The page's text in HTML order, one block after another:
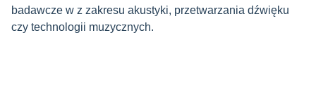
badawcze w z zakresu akustyki, przetwarzania dźwięku
czy technologii muzycznych.